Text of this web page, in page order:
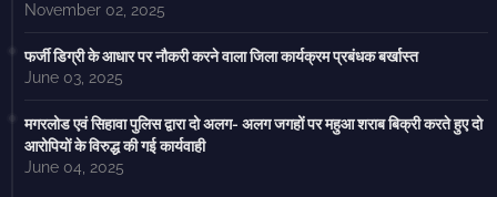
November 02, 2025
फर्जी डिग्री के आधार पर नौकरी करने वाला जिला कार्यक्रम प्रबंधक बर्खास्त
June 03, 2025
मगरलोड एवं सिहावा पुलिस द्वारा दो अलग- अलग जगहों पर महुआ शराब बिक्री करते हुए दो
आरोपियों के विरुद्ध की गई कार्यवाही
June 04, 2025